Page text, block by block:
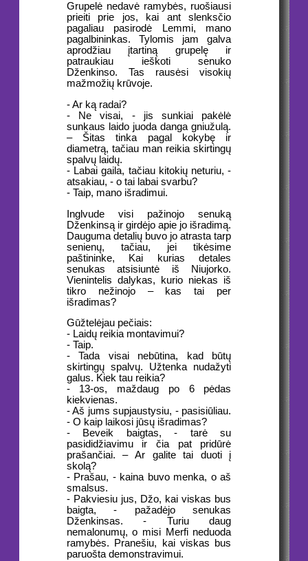
Grupelė nedavė ramybės, ruošiausi
prieiti prie jos, kai ant slenksčio
pagaliau pasirodė Lemmi, mano
pagalbininkas. Tylomis jam galva
aprodžiau įtartiną grupelę ir
patraukiau ieškoti senuko
Dženkinso. Tas rausėsi visokių
mažmožių krūvoje.
- Ar ką radai?
- Ne visai, - jis sunkiai pakėlė
sunkaus laido juoda danga gniužulą.
– Šitas tinka pagal kokybę ir
diametrą, tačiau man reikia skirtingų
spalvų laidų.
- Labai gaila, tačiau kitokių neturiu, -
atsakiau, - o tai labai svarbu?
- Taip, mano išradimui.
Inglvude visi pažinojo senuką
Dženkinsą ir girdėjo apie jo išradimą.
Dauguma detalių buvo jo atrasta tarp
senienų, tačiau, jei tikėsime
paštininke, Kai kurias detales
senukas atsisiuntė iš Niujorko.
Vienintelis dalykas, kurio niekas iš
tikro nežinojo – kas tai per
išradimas?
Gūžtelėjau pečiais:
- Laidų reikia montavimui?
- Taip.
- Tada visai nebūtina, kad būtų
skirtingų spalvų. Užtenka nudažyti
galus. Kiek tau reikia?
- 13-os, maždaug po 6 pėdas
kiekvienas.
- Aš jums supjaustysiu, - pasisiūliau.
- O kaip laikosi jūsų išradimas?
- Beveik baigtas, - tarė su
pasididžiavimu ir čia pat pridūrė
prašančiai. – Ar galite tai duoti į
skolą?
- Prašau, - kaina buvo menka, o aš
smalsus.
- Pakviesiu jus, Džo, kai viskas bus
baigta, - pažadėjo senukas
Dženkinsas. - Turiu daug
nemalonumų, o misi Merfi neduoda
ramybės. Pranešiu, kai viskas bus
paruošta demonstravimui.